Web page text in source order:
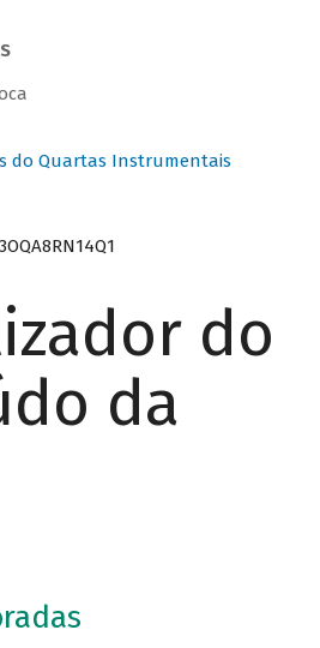
do Quartas Instrumentais
do
da